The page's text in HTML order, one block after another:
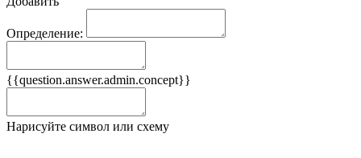
Определение:
{{question.answer.admin.concept}}
Нарисуйте символ или схему